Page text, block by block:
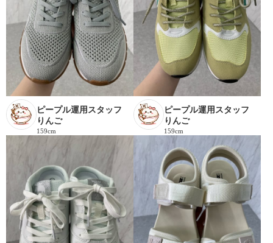
ピープル運用スタッフ
りんご
159cm
ピープル運用スタッフ
りんご
159cm